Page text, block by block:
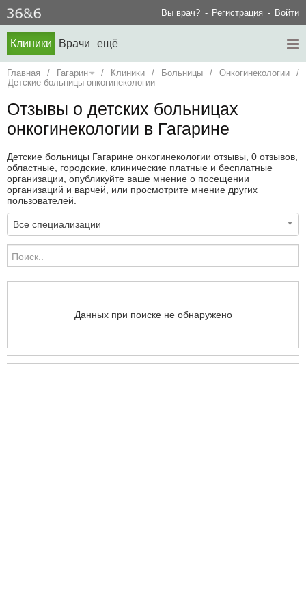
Вы врач? Регистрация Войти
Клиники Врачи ещё
Главная / Гагарин / Клиники / Больницы / Онкогинекологии
/
Детские больницы онкогинекологии
Отзывы о детских больницах
онкогинекологии в Гагарине
Детские больницы Гагарине онкогинекологии отзывы, 0 отзывов,
областные, городские, клинические платные и бесплатные
организации, опубликуйте ваше мнение о посещении
организаций и варчей, или просмотрите мнение других
пользователей.
Все специализации
Данных при поиске не обнаружено